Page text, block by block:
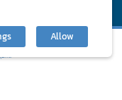
Allow